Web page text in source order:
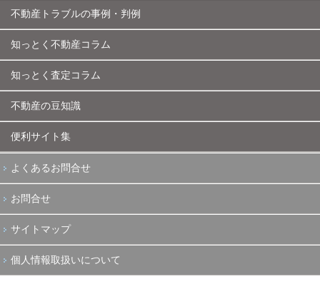
不動産トラブルの事例・判例
知っとく不動産コラム
知っとく査定コラム
不動産の豆知識
便利サイト集
よくあるお問合せ
お問合せ
サイトマップ
個人情報取扱いについて